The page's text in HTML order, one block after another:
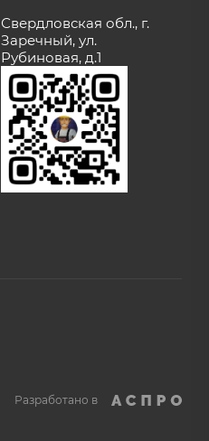
Свердловская обл., г.
Заречный, ул.
Рубиновая, д.1
Разработано в